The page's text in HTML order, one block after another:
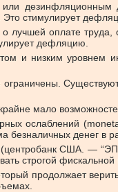
стимулирует
оплате
дефляцию.
и низким уровнем
ограничены.
мало
ослаблений
денег в
США. —
строгой
продолжает